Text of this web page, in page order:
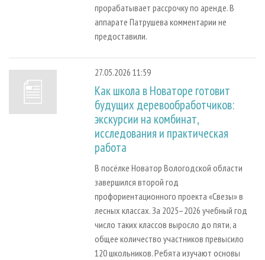
прорабатывает рассрочку по аренде. В
аппарате Патрушева комментарии не
предоставили.
27.05.2026 11:59
Как школа в Новаторе готовит
будущих деревообработчиков:
экскурсии на комбинат,
исследования и практическая
работа
В посёлке Новатор Вологодской области
завершился второй год
профориентационного проекта «Свезы» в
лесных классах. За 2025–2026 учебный год
число таких классов выросло до пяти, а
общее количество участников превысило
120 школьников. Ребята изучают основы